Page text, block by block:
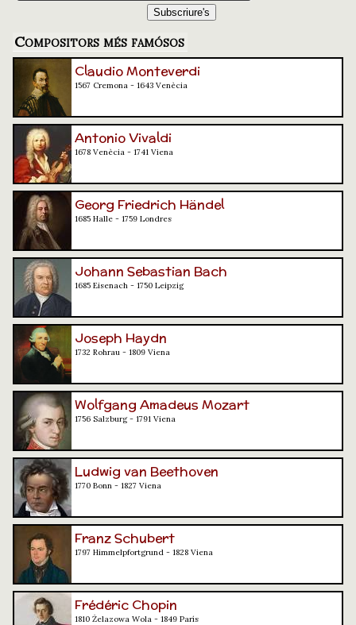
Compositors més famósos
Claudio Monteverdi
1567 Cremona - 1643 Venècia
Antonio Vivaldi
1678 Venècia - 1741 Viena
Georg Friedrich Händel
1685 Halle - 1759 Londres
Johann Sebastian Bach
1685 Eisenach - 1750 Leipzig
Joseph Haydn
1732 Rohrau - 1809 Viena
Wolfgang Amadeus Mozart
1756 Salzburg - 1791 Viena
Ludwig van Beethoven
1770 Bonn - 1827 Viena
Franz Schubert
1797 Himmelpfortgrund - 1828 Viena
Frédéric Chopin
1810 Żelazowa Wola - 1849 París